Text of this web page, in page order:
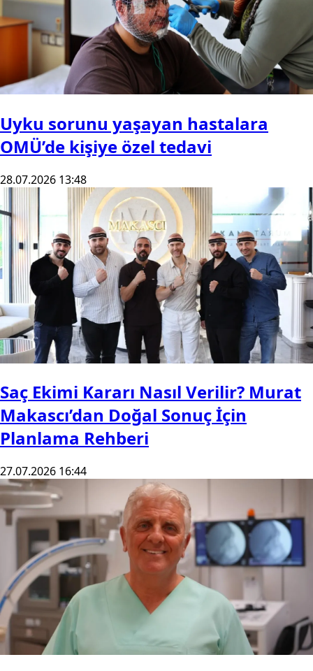
Uyku sorunu yaşayan hastalara
OMÜ’de kişiye özel tedavi
28.07.2026 13:48
Saç Ekimi Kararı Nasıl Verilir? Murat
Makascı’dan Doğal Sonuç İçin
Planlama Rehberi
27.07.2026 16:44